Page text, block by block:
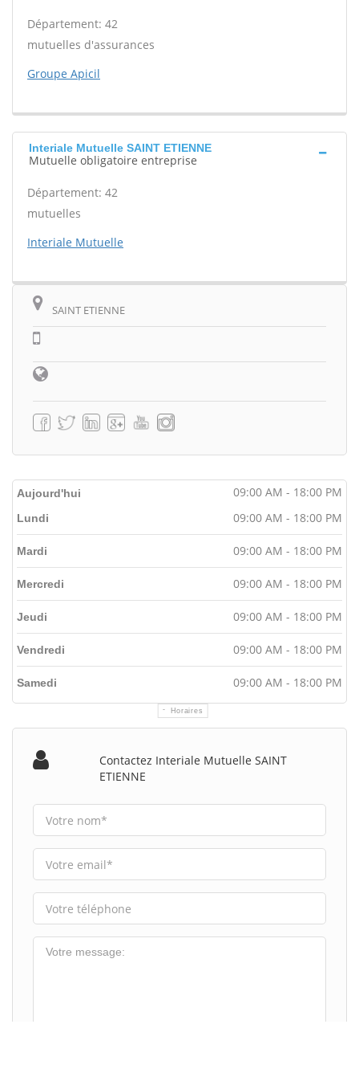
Département: 42
mutuelles d'assurances
Groupe Apicil
Interiale Mutuelle SAINT ETIENNE
Mutuelle obligatoire entreprise
Département: 42
mutuelles
Interiale Mutuelle
SAINT ETIENNE
Aujourd'hui 09:00 AM - 18:00 PM
Horaires
Lundi 09:00 AM - 18:00 PM
Mardi 09:00 AM - 18:00 PM
Mercredi 09:00 AM - 18:00 PM
Jeudi 09:00 AM - 18:00 PM
Vendredi 09:00 AM - 18:00 PM
Samedi 09:00 AM - 18:00 PM
Contactez Interiale Mutuelle SAINT
ETIENNE